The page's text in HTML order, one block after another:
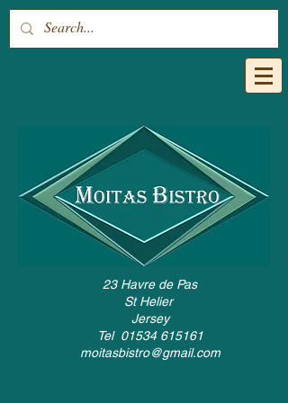
23 Havre de Pas
St Helier
Jersey
Tel 01534 615161
moitasbistro@gmail.com